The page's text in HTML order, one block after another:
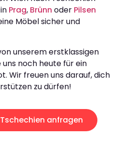
Prag, Brünn oder Pilsen
Möbel sicher und
unserem erstklassigen
noch heute für ein
Wir freuen uns darauf, dich
zu dürfen!
anfragen